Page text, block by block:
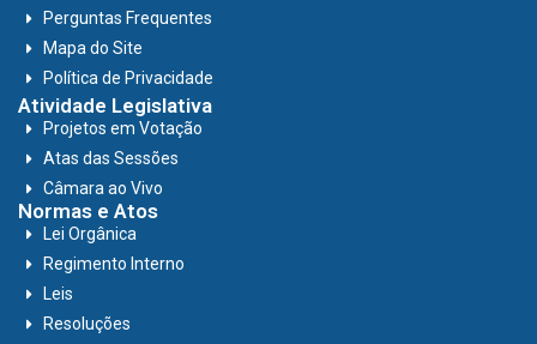
Perguntas Frequentes
Mapa do Site
Política de Privacidade
Atividade Legislativa
Projetos em Votação
Atas das Sessões
Câmara ao Vivo
Normas e Atos
Lei Orgânica
Regimento Interno
Leis
Resoluções